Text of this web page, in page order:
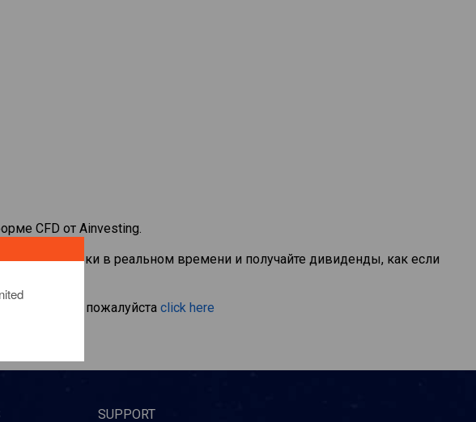
CFD от Ainvesting.
котировки в реальном времени и получайте дивиденды, как если
продукте, пожалуйста click here
SUPPORT